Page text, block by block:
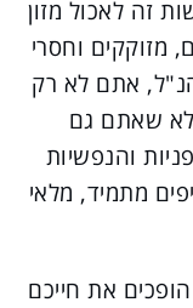
זה לאכול מזון
מזוקקים וחסרי
הנ"ל, אתם לא רק
שאתם גם
והנפשיות
מתמיד, מלאי
את חייכם